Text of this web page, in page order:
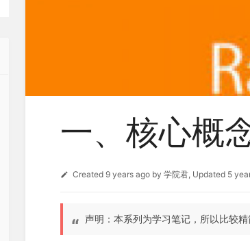
一、核心概
Created 9 years ago by 学院君, Updated 5
声明：本系列为学习笔记，所以比较精